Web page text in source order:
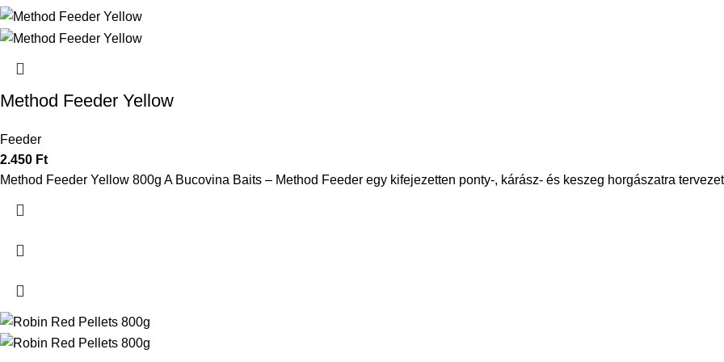
Method Feeder Yellow
Feeder
2.450 Ft
Method Feeder Yellow 800g A Bucovina Baits – Method Feeder egy kifejezetten ponty-, kárász- és keszeg horgászatra